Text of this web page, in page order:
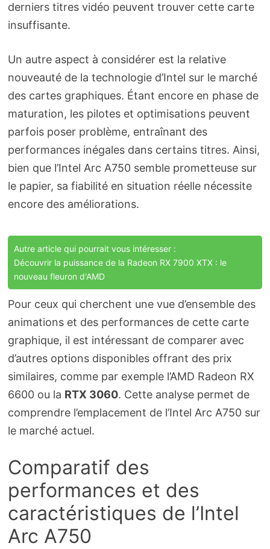
derniers titres vidéo peuvent trouver cette carte
insuffisante.
Un autre aspect à considérer est la relative
nouveauté de la technologie d’Intel sur le marché
des cartes graphiques. Étant encore en phase de
maturation, les pilotes et optimisations peuvent
parfois poser problème, entraînant des
performances inégales dans certains titres. Ainsi,
bien que l’Intel Arc A750 semble prometteuse sur
le papier, sa fiabilité en situation réelle nécessite
encore des améliorations.
Autre article qui pourrait vous intéresser :
Découvrir la puissance de la Radeon RX 7900 XTX : le
nouveau fleuron d'AMD
Pour ceux qui cherchent une vue d’ensemble des
animations et des performances de cette carte
graphique, il est intéressant de comparer avec
d’autres options disponibles offrant des prix
similaires, comme par exemple l’AMD Radeon RX
6600 ou la RTX 3060. Cette analyse permet de
comprendre l’emplacement de l’Intel Arc A750 sur
le marché actuel.
Comparatif des
performances et des
caractéristiques de l’Intel
Arc A750